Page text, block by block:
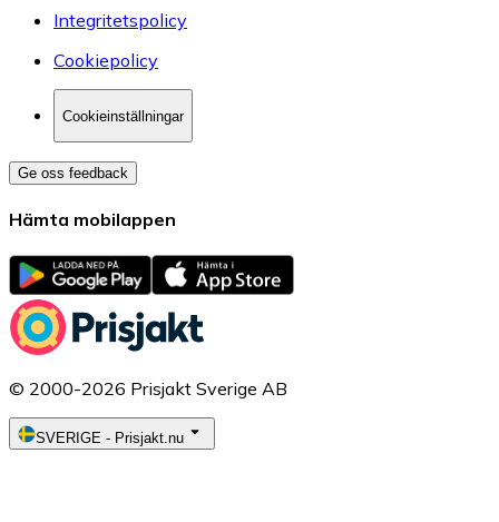
Integritetspolicy
Cookiepolicy
Cookieinställningar
Ge oss feedback
Hämta mobilappen
© 2000-2026 Prisjakt Sverige AB
SVERIGE - Prisjakt.nu